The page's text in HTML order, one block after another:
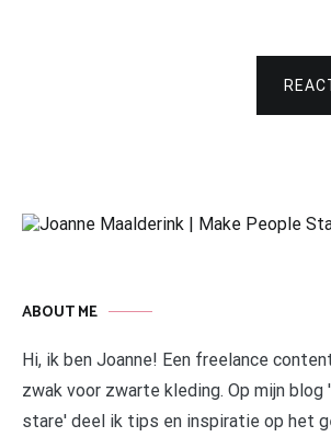
ABOUT ME
Hi, ik ben Joanne! Een freelance
zwak voor zwarte kleding. Op mijn blog
stare' deel ik tips en inspiratie op het